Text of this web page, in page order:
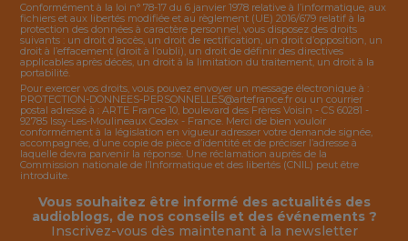
Conformément à la loi n° 78-17 du 6 janvier 1978 relative à l’informatique, aux
fichiers et aux libertés modifiée et au règlement (UE) 2016/679 relatif à la
protection des données à caractère personnel, vous disposez des droits
suivants : un droit d’accès, un droit de rectification, un droit d’opposition, un
droit à l’effacement (droit à l’oubli), un droit de définir des directives
applicables après décès, un droit à la limitation du traitement, un droit à la
portabilité.
Pour exercer vos droits, vous pouvez envoyer un message électronique à :
PROTECTION-DONNEES-PERSONNELLES@artefrance.fr ou un courrier
postal adressé à : ARTE France 10, boulevard des Frères Voisin - CS 60281 -
92785 Issy-Les-Moulineaux Cedex - France. Merci de bien vouloir
conformément à la législation en vigueur adresser votre demande signée,
accompagnée, d’une copie de pièce d’identité et de préciser l’adresse à
laquelle devra parvenir la réponse. Une réclamation auprès de la
Commission nationale de l’Informatique et des libertés (CNIL) peut être
introduite.
Vous souhaitez être informé des actualités des
audioblogs, de nos conseils et des événements ?
Inscrivez-vous dès maintenant à la newsletter